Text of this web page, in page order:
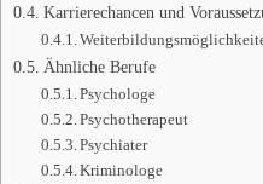
Karrierechancen und
Ähnliche Berufe
Psychologe
Psychotherapeut
Psychiater
Kriminologe